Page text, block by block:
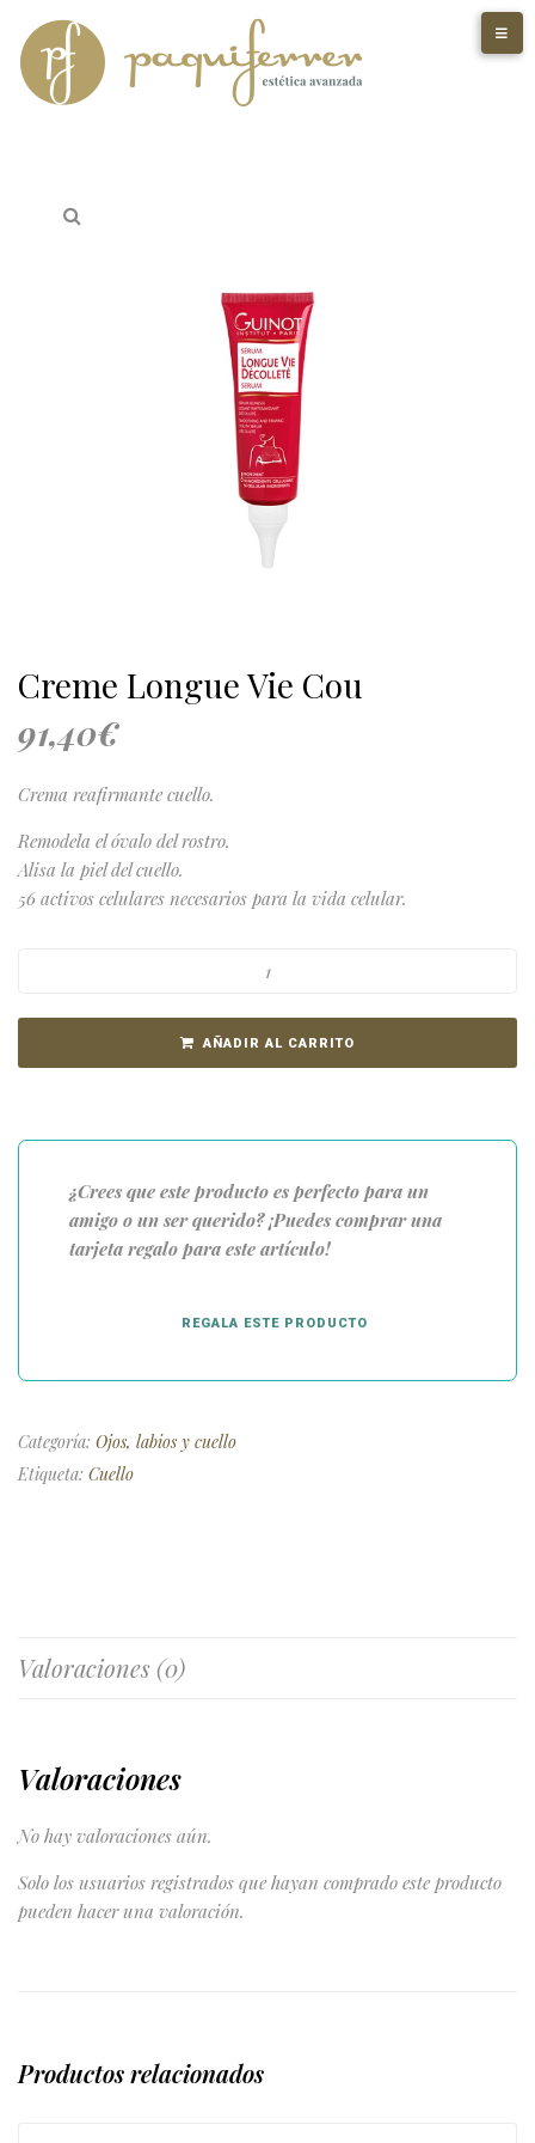
Creme Longue Vie Cou
91,40€
Crema reafirmante cuello.
Remodela el óvalo del rostro.
Alisa la piel del cuello.
56 activos celulares necesarios para la vida celular.
AÑADIR AL CARRITO
¿Crees que este producto es perfecto para un
amigo o un ser querido? ¡Puedes comprar una
tarjeta regalo para este artículo!
REGALA ESTE PRODUCTO
Categoría: Ojos, labios y cuello
Etiqueta: Cuello
Valoraciones (0)
Valoraciones
No hay valoraciones aún.
Solo los usuarios registrados que hayan comprado este producto
pueden hacer una valoración.
Productos relacionados